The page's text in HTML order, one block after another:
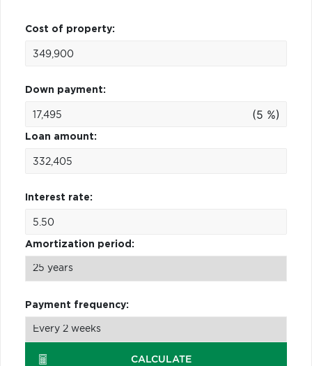
Cost of property:
Down payment:
(5 %)
Loan amount:
Interest rate:
Amortization period:
Payment frequency:
CALCULATE